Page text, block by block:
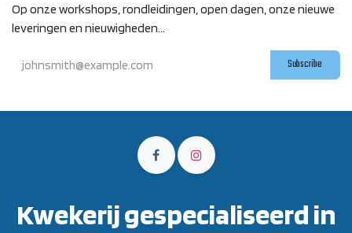
Op onze workshops, rondleidingen, open dagen, onze nieuwe
leveringen en nieuwigheden...
Subscribe
Kwekerij gespecialiseerd in